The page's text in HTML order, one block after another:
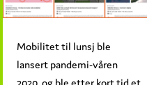
Mobilitet til lunsj ble
lansert pandemi-våren